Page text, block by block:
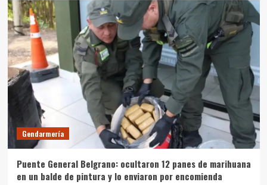
Gendarmería
Puente General Belgrano: ocultaron 12 panes de marihuana
en un balde de pintura y lo enviaron por encomienda